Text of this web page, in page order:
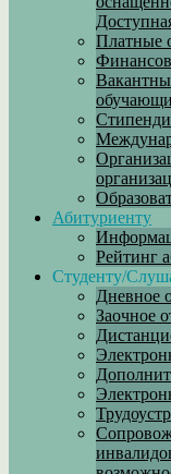
Платные
Абитуриенту
Рейтинг
Студенту/
Дневное
Заочное